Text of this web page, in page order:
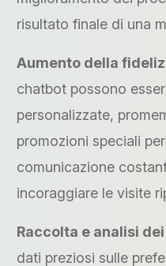
risultato finale di una
Aumento della
chatbot possono
personalizzate,
promozioni speciali
comunicazione
incoraggiare le visite
Raccolta e analisi
dati preziosi sulle